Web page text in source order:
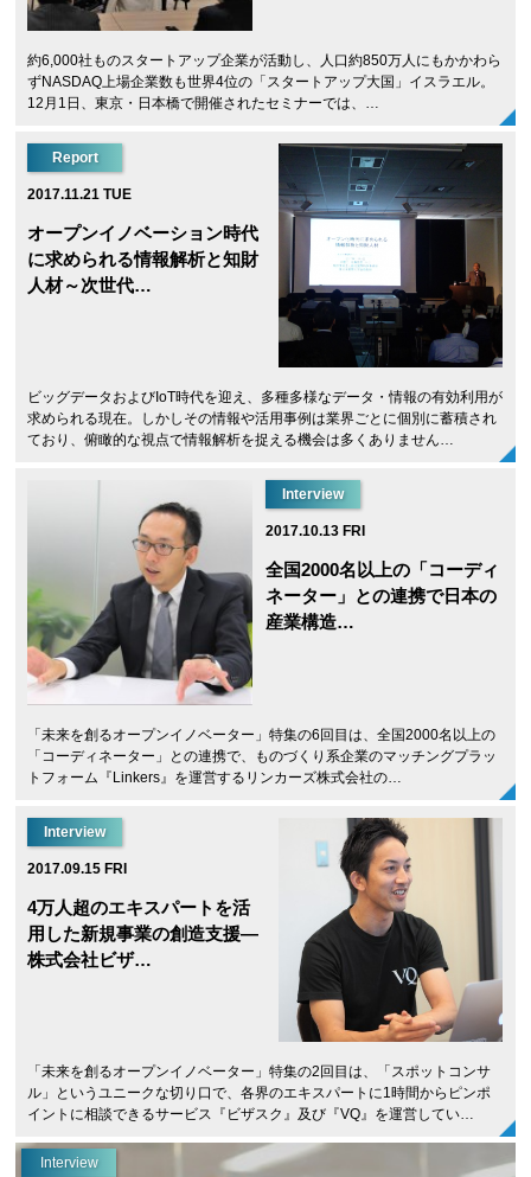
約6,000社ものスタートアップ企業が活動し、人口約850万人にもかかわら
ずNASDAQ上場企業数も世界4位の「スタートアップ大国」イスラエル。
12月1日、東京・日本橋で開催されたセミナーでは、…
Report
2017.11.21 TUE
オープンイノベーション時代
に求められる情報解析と知財
人材～次世代…
ビッグデータおよびIoT時代を迎え、多種多様なデータ・情報の有効利用が
求められる現在。しかしその情報や活用事例は業界ごとに個別に蓄積され
ており、俯瞰的な視点で情報解析を捉える機会は多くありません…
Interview
2017.10.13 FRI
全国2000名以上の「コーディ
ネーター」との連携で日本の
産業構造…
「未来を創るオープンイノベーター」特集の6回目は、全国2000名以上の
「コーディネーター」との連携で、ものづくり系企業のマッチングプラッ
トフォーム『Linkers』を運営するリンカーズ株式会社の…
Interview
2017.09.15 FRI
4万人超のエキスパートを活
用した新規事業の創造支援―
株式会社ビザ…
「未来を創るオープンイノベーター」特集の2回目は、「スポットコンサ
ル」というユニークな切り口で、各界のエキスパートに1時間からピンポ
イントに相談できるサービス『ビザスク』及び『VQ』を運営してい…
Interview